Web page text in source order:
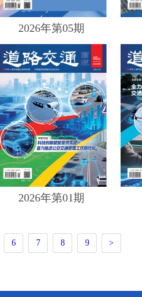
2026年第05期
2026年第01期
6 7 8 9 >